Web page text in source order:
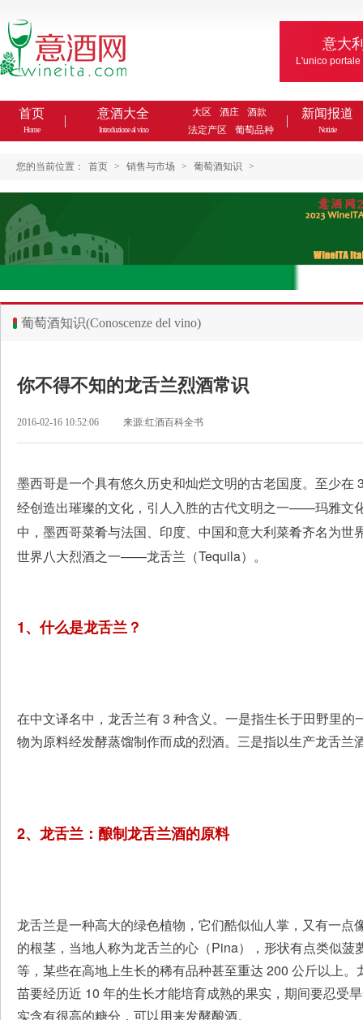
意大
L'unico
首页
Home
意酒大全
Introduzione al vino
大区 酒庄
酒款
法定产区
葡萄品种
新闻报道
Notizie
您的当前位置： 首页 > 销售与市场 > 葡萄酒知识 >
葡萄酒知识(Conoscenze del vino)
你不得不知的龙舌兰烈酒常识
2016-02-16 10:52:06 来源:红酒百科全书
墨西哥是一个具有悠久历史和灿烂文明的古老国度。至少在
经创造出璀璨的文化，引人入胜的古代文明之一——玛雅文
中，墨西哥菜肴与法国、印度、中国和意大利菜肴齐名为
世界八大烈酒之一——龙舌兰（Tequila）。
1、什么是龙舌兰？
在中文译名中，龙舌兰有 3 种含义。一是指生长于田野里
物为原料经发酵蒸馏制作而成的烈酒。三是指以生产龙舌兰
2、龙舌兰：酿制龙舌兰酒的原料
龙舌兰是一种高大的绿色植物，它们酷似仙人掌，又有一点
的根茎，当地人称为龙舌兰的心（Pina），形状有点类似菠
等，某些在高地上生长的稀有品种甚至重达 200 公斤以上
苗要经历近 10 年的生长才能培育成熟的果实，期间要忍受
实含有很高的糖分，可以用来发酵酿酒。